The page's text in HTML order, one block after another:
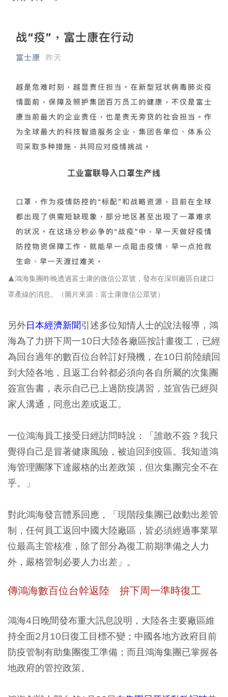
▲鴻海集團昨晚透過富士康的微信公眾號，發布在深圳廠區自建口
罩產線的消息。（圖片來源：富士康微信公眾號）
另外日本經濟新聞引述多位知情人士的說法報導，鴻
海為了力拼下周一10日大陸各廠區按計畫復工，已經
為回台過年的數百位台幹訂好飛機，在10日前陸續回
到大陸各地，且返工台幹都必須向各自所屬的次集團
簽宣告書，表示自己已上過防疫講習，並宣告已經與
家人溝通，同意出差或返工。
一位鴻海員工接受日經訪問時說：「誰敢不簽？我只
覺得自己是冒著健康風險，被迫回到疫區。我知道鴻
海管理團隊下達嚴格的出差政策，但次集團完全不在
乎。」
對此鴻海發言體系回應，「現階段集團已啟動出差管
制，任何員工返回中國大陸廠區，皆必須經過事業單
位最高主管核准，除了部分為復工前期準備之人力
外，嚴格管制必要人力出差」。
傳鴻海數百位台幹返陸 拚下周一準時復工
鴻海4日晚間發布重大訊息說明，大陸各主要廠區維
持全面2月10日復工目標不變；中國各地方政府目前
防疫管制有助集團復工準備；而且鴻海集團已掌握各
地政府的管控政策。